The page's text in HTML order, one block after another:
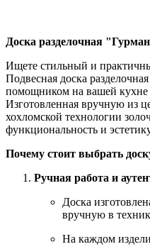
Доска разделочная
Ищете стильный и
Подвесная доска
помощником на вашей кухне
Изготовленная вручную из
хохломской технологии
функциональность и
Почему стоит выбрать
Ручная работа и
Доска
вручную в
На каждом